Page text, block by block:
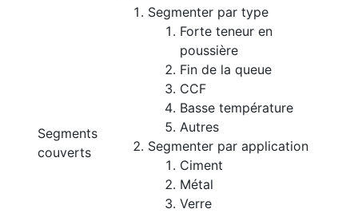
Segments
couverts
Segmenter par type
Forte teneur en
poussière
Fin de la queue
CCF
Basse température
Autres
Segmenter par application
Ciment
Métal
Verre